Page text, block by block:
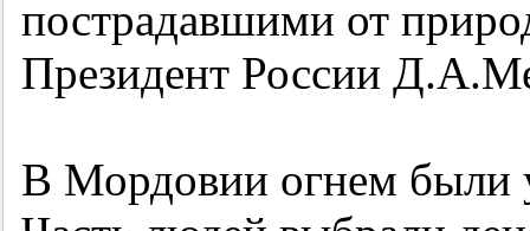
пострадавшими от
Президент России
В Мордовии огнем были